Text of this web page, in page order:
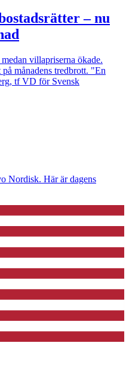
– nu
villapriserna ökade.
månadens tredbrott. "En
tf VD för Svensk
Nordisk. Här är dagens